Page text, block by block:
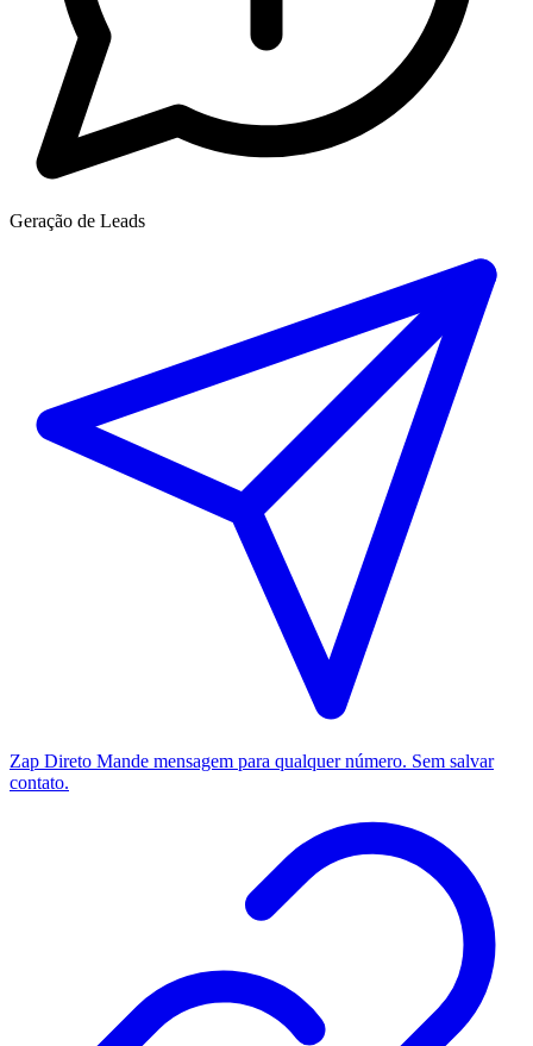
Geração de Leads
Zap Direto Mande mensagem para qualquer número. Sem salvar
contato.